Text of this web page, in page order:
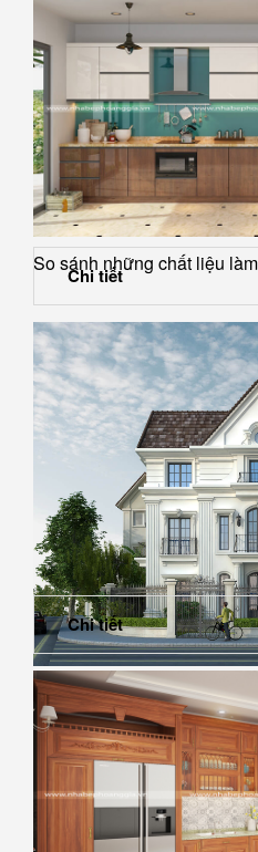
So sánh những chất liệu
Chi tiết
Những yêu cầu quan trọng
chung cư cao...
Chi tiết